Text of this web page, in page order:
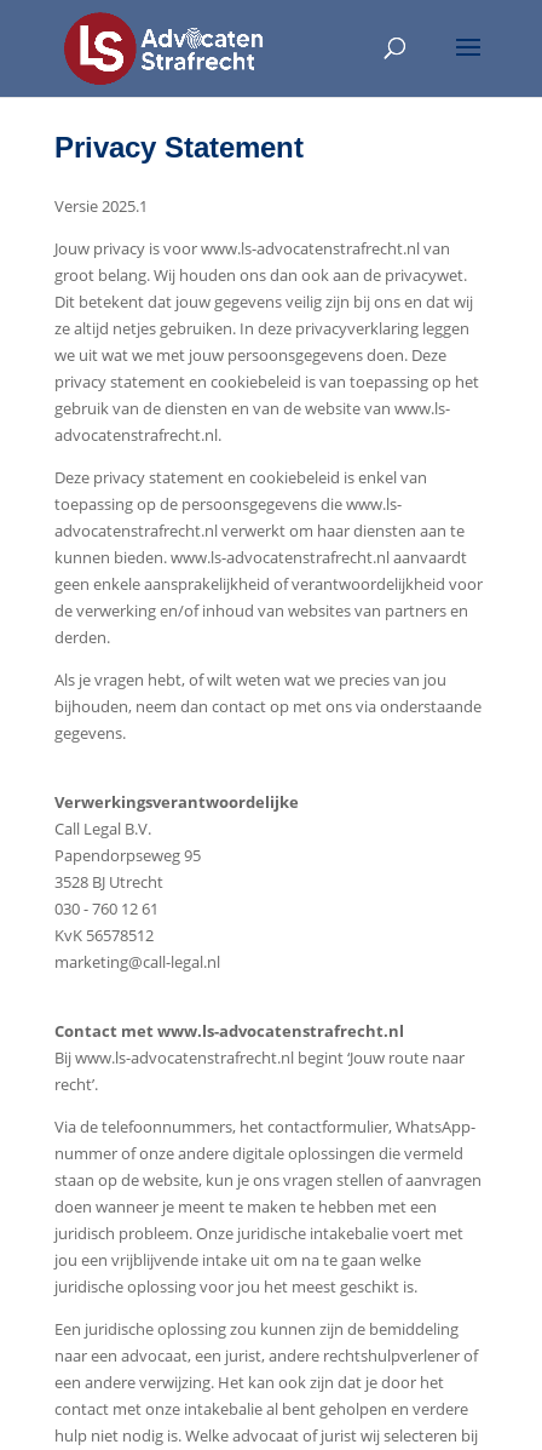
Privacy Statement
Versie 2025.1
Jouw privacy is voor www.ls-advocatenstrafrecht.nl van
groot belang. Wij houden ons dan ook aan de privacywet.
Dit betekent dat jouw gegevens veilig zijn bij ons en dat wij
ze altijd netjes gebruiken. In deze privacyverklaring leggen
we uit wat we met jouw persoonsgegevens doen. Deze
privacy statement en cookiebeleid is van toepassing op het
gebruik van de diensten en van de website van www.ls-
advocatenstrafrecht.nl.
Deze privacy statement en cookiebeleid is enkel van
toepassing op de persoonsgegevens die www.ls-
advocatenstrafrecht.nl verwerkt om haar diensten aan te
kunnen bieden. www.ls-advocatenstrafrecht.nl aanvaardt
geen enkele aansprakelijkheid of verantwoordelijkheid voor
de verwerking en/of inhoud van websites van partners en
derden.
Als je vragen hebt, of wilt weten wat we precies van jou
bijhouden, neem dan contact op met ons via onderstaande
gegevens.
Verwerkingsverantwoordelijke
Call Legal B.V.
Papendorpseweg 95
3528 BJ Utrecht
030 - 760 12 61
KvK 56578512
marketing@call-legal.nl
Contact met www.ls-advocatenstrafrecht.nl
Bij www.ls-advocatenstrafrecht.nl begint ‘Jouw route naar
recht’.
Via de telefoonnummers, het contactformulier, WhatsApp-
nummer of onze andere digitale oplossingen die vermeld
staan op de website, kun je ons vragen stellen of aanvragen
doen wanneer je meent te maken te hebben met een
juridisch probleem. Onze juridische intakebalie voert met
jou een vrijblijvende intake uit om na te gaan welke
juridische oplossing voor jou het meest geschikt is.
Een juridische oplossing zou kunnen zijn de bemiddeling
naar een advocaat, een jurist, andere rechtshulpverlener of
een andere verwijzing. Het kan ook zijn dat je door het
contact met onze intakebalie al bent geholpen en verdere
hulp niet nodig is. Welke advocaat of jurist wij selecteren bij